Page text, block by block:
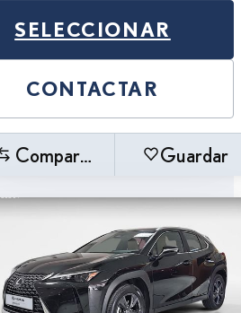
SELECCIONAR
CONTACTAR
Comparar Guardar